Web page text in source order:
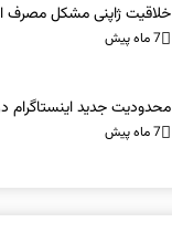
خلاقیت ژاپنی مشکل
7 ماه پیش
محدودیت جدید اینستاگرام
7 ماه پیش